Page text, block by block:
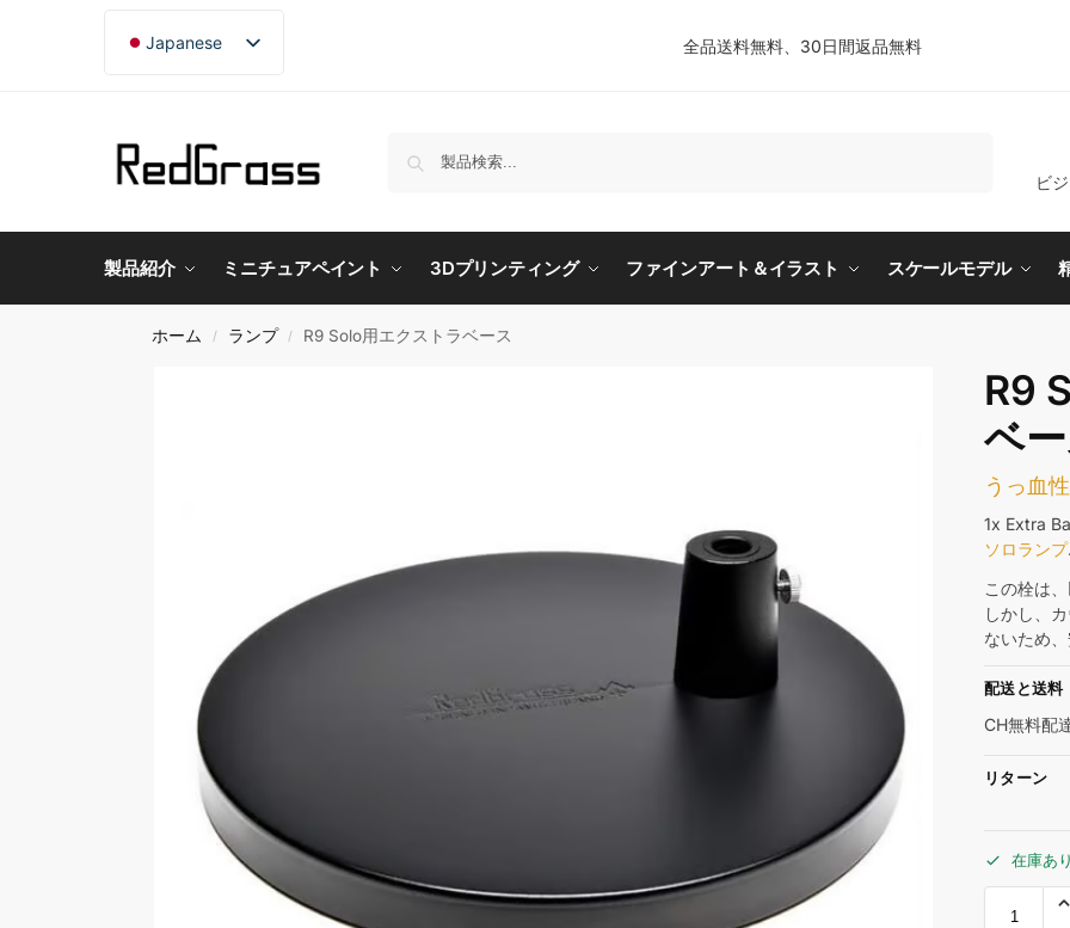
Japanese
English
German
全品送料無料、30日間返品無料
ビ
製品紹介 ミニチュアペイント 3Dプリンティング ファインアート＆イラスト スケールモデル
ホーム / ランプ / R9 Solo用エクストラベース
R9
ベ
うっ血
1x Extra
ソロランプ
この栓は
しかし、
ないため
配送と送料
CH無料配
リターン
在庫あ